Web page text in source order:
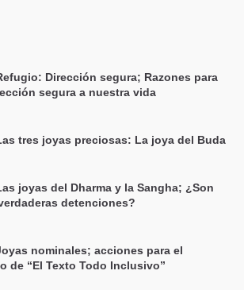
Dirección segura; Razones para
segura a nuestra vida
tres joyas preciosas: La joya del Buda
joyas del Dharma y la Sangha; ¿Son
detenciones?
nominales; acciones para el
de “El Texto Todo Inclusivo”